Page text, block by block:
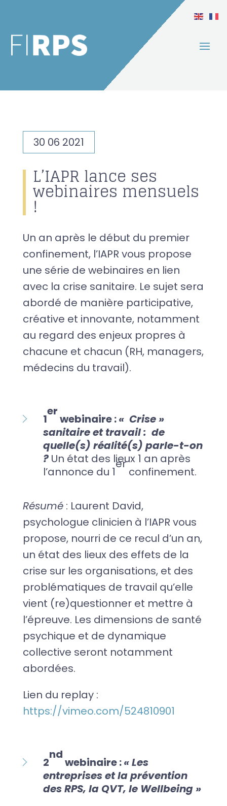
30 06 2021
L’IAPR lance ses
webinaires mensuels
!
Un an après le début du premier
confinement, l’IAPR vous propose
une série de webinaires en lien
avec la crise sanitaire. Le sujet sera
abordé de manière participative,
créative et innovante, notamment
au regard des enjeux propres à
chacune et chacun (RH, managers,
médecins du travail).
1
er
webinaire :« Crise »
sanitaire et travail : de
quelle(s) réalité(s) parle-t-on
? Un état des lieux 1 an après
l’annonce du 1
er
confinement.
Résumé: Laurent David,
psychologue clinicien à l’IAPR vous
propose, nourri de ce recul d’un an,
un état des lieux des effets de la
crise sur les organisations, et des
problématiques de travail qu’elle
vient (re)questionner et mettre à
l’épreuve. Les dimensions de santé
psychique et de dynamique
collective seront notamment
abordées.
Lien du replay :
https://vimeo.com/524810901
2
nd
webinaire :« Les
entreprises et la prévention
des RPS, la QVT, le Wellbeing »